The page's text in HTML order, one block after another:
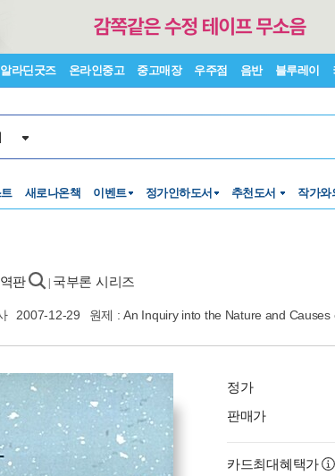
알라딘굿즈 온라인중고 중고매장 우주점 음반 블루레이
새로나온책 이벤트 정가인하도서 추천도서 작가와
판 국부론 시리즈
2007-12-29 원제 : An Inquiry into the Nature and
정가
판매가
카드최대혜택가